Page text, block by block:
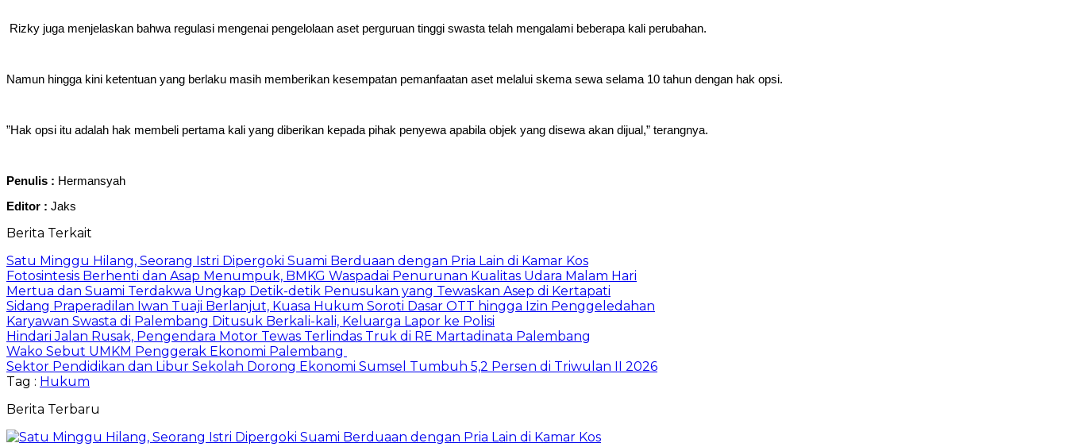
‎ Rizky juga menjelaskan bahwa regulasi mengenai pengelolaan aset perguruan tinggi swasta telah mengalami beberapa kali perubahan.
‎Namun hingga kini ketentuan yang berlaku masih memberikan kesempatan pemanfaatan aset melalui skema sewa selama 10 tahun dengan hak opsi.
‎”Hak opsi itu adalah hak membeli pertama kali yang diberikan kepada pihak penyewa apabila objek yang disewa akan dijual,” terangnya.
Penulis : Hermansyah
Editor : Jaks
Berita Terkait
Satu Minggu Hilang, Seorang Istri Dipergoki Suami Berduaan dengan Pria Lain di Kamar Kos
Fotosintesis Berhenti dan Asap Menumpuk, BMKG Waspadai Penurunan Kualitas Udara Malam Hari
Mertua dan Suami Terdakwa Ungkap Detik-detik Penusukan yang Tewaskan Asep di Kertapati
Sidang Praperadilan Iwan Tuaji Berlanjut, Kuasa Hukum Soroti Dasar OTT hingga Izin Penggeledahan
Karyawan Swasta di Palembang Ditusuk Berkali-kali, Keluarga Lapor ke Polisi
Hindari Jalan Rusak, Pengendara Motor Tewas Terlindas Truk di RE Martadinata Palembang
Wako Sebut UMKM Penggerak Ekonomi Palembang
Sektor Pendidikan dan Libur Sekolah Dorong Ekonomi Sumsel Tumbuh 5,2 Persen di Triwulan II 2026
Tag : Hukum
Berita Terbaru